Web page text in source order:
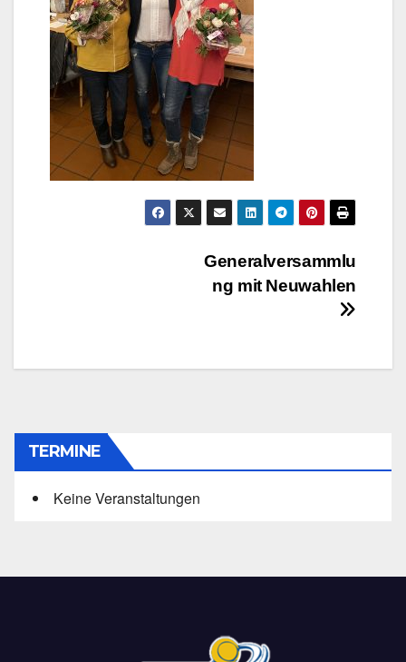
Beitragsnavigation
Generalversammlu
ng mit Neuwahlen
TERMINE
Keine Veranstaltungen